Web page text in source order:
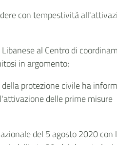
con tempestività
al Centro di
in argomento;
protezione civile ha
delle prime
del 5 agosto 2020